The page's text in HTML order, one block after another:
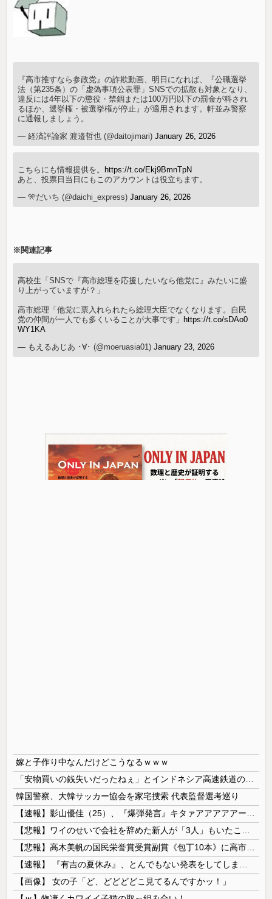
『高市推すなら参政党』の詐欺動画、明日になれば、『公職選挙
法（第235条）の「虚偽事項公表罪」SNSでの拡散も対象となり、
違反には4年以下の懲役・禁錮または100万円以下の罰金が科され
るほか、選挙権・被選挙権が停止』が適用されます。軒並み警察
に通報しましょう。
— 経済評論家 渡邉哲也 (@daitojimari)January 26, 2026
こちらにも情報提供を。
https://t.co/Ekj9BmnTpN
あと、投票日当日にもこのアカウントは役立ちます。
— 🎌だいち (@daichi_express)January 26, 2026
※関連記事
高校生「SNSで『高市総理を応援したいなら他党に』みたいに盛
り上がっていますが？」
高市総理「他党に票入れられたら総理大臣でなくなります。自民
党の仲間が一人でも多くいることが大事です」 https://t.co/sDAo0
WY1KA
— もえるあじあ ･∀･ (@moeruasia01)January 23, 2026
嫁と子作り中なんだけどこうなるｗｗｗ
韓国警察、大韓サッカー協会を家宅捜索 代表監督選考巡り
【画像】 女の子「ど、どどどどこ見てるんですかッ！」